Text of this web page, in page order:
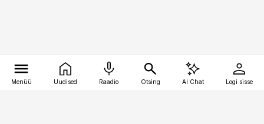
Menüü Uudised Raadio Otsing AI Chat Logi sisse